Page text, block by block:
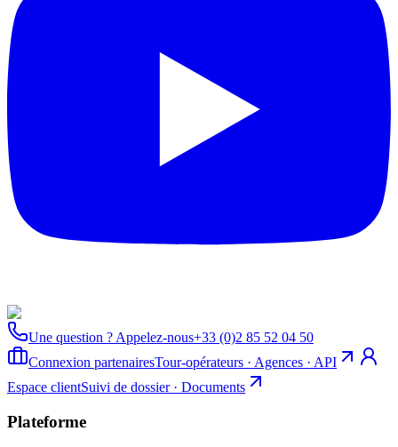
Une question ? Appelez-nous+33 (0)2 85 52 04 50
Connexion partenairesTour-opérateurs · Agences · API
Espace clientSuivi de dossier · Documents
Plateforme